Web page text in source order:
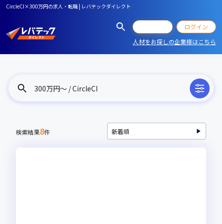
CircleCI×300万円の求人・転職 | レバテックダイレクト
ログイン
人材をお探しの企業様はこちら
300万円〜 / CircleCI
検索結果8件